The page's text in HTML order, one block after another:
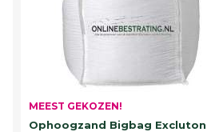
MEEST GEKOZEN!
Ophoogzand Bigbag Excluton